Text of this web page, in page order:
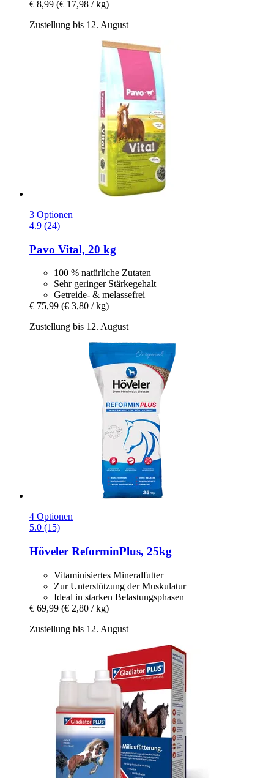
€ 8,99 (€ 17,98 / kg)
Zustellung bis 12. August
3 Optionen
4.9 (24)
Pavo Vital, 20 kg
100 % natürliche Zutaten
Sehr geringer Stärkegehalt
Getreide- & melassefrei
€ 75,99 (€ 3,80 / kg)
Zustellung bis 12. August
4 Optionen
5.0 (15)
Höveler ReforminPlus, 25kg
Vitaminisiertes Mineralfutter
Zur Unterstützung der Muskulatur
Ideal in starken Belastungsphasen
€ 69,99 (€ 2,80 / kg)
Zustellung bis 12. August